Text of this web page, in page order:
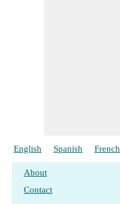
English Spanish French
About
Contact